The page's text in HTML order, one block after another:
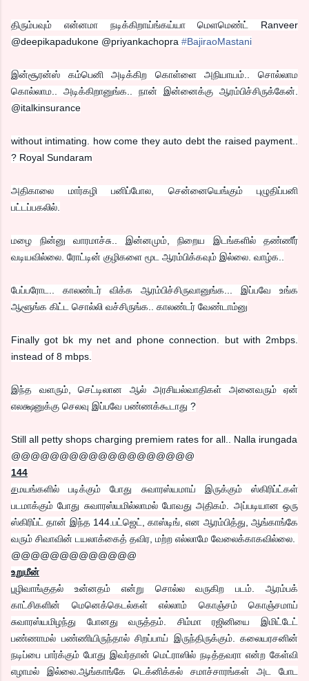
திரும்பவும் என்னமா நடிக்கிறாய்ங்கய்யா மெளமெண்ட் Ranveer
@deepikapadukone @priyankachopra ‪#‎BajiraoMastani‬
இன்சூரன்ஸ் கம்பெனி அடிக்கிற கொள்ளை அநியாயம்.. சொல்லாம
கொல்லாம.. அடிக்கிறானுங்க.. நான் இன்னைக்கு ஆரம்பிச்சிருக்கேன்.
@italkinsurance
without intimating. how come they auto debt the raised payment..
? Royal Sundaram
அதிகாலை மார்கழி பனிப்போல, சென்னையெங்கும் புழுதிப்பனி
பட்டப்பகலில்.
மழை நின்னு வாரமாச்சு.. இன்னமும், நிறைய இடங்களில் தண்ணீர்
வடியவில்லை. ரோட்டின் குழிகளை மூட ஆரம்பிக்கவும் இல்லை. வாழ்க..
பேப்பரோட.. காலண்டர் விக்க ஆரம்பிச்சிருவானுங்க... இப்பவே உங்க
ஆளூங்க கிட்ட சொல்லி வச்சிருங்க.. காலண்டர் வேண்டாம்னு
Finally got bk my net and phone connection. but with 2mbps.
instead of 8 mbps.
இந்த வளரும், செட்டிலான ஆல் அரசியல்வாதிகள் அனைவரும் ஏன்
எலக்ஷனுக்கு செலவு இப்பவே பண்ணக்கூடாது ?
Still all petty shops charging premiem rates for all.. Nalla irungada
@@@@@@@@@@@@@@@@@@@
144
சமயங்களில் படிக்கும் போது சுவாரஸ்யமாய் இருக்கும் ஸ்கிரிப்ட்கள்
படமாக்கும் போது சுவாரஸ்யமில்லாமல் போவது அதிகம். அப்படியான ஒரு
ஸ்கிரிப்ட் தான் இந்த 144.பட்ஜெட், காஸ்டிங், என ஆரம்பித்து, ஆங்காங்கே
வரும் சிவாவின் டயலாக்கைத் தவிர, மற்ற எல்லாமே வேலைக்காகவில்லை.
@@@@@@@@@@@@@
உறுமீன்
பழிவாங்குதல் உன்னதம் என்று சொல்ல வருகிற படம். ஆரம்பக்
காட்சிகளின் மெனெக்கெடல்கள் எல்லாம் கொஞ்சம் கொஞ்சமாய்
சுவாரஸ்யமிழந்து போனது வருத்தம். சிம்மா ரஜினியை இமிட்டேட்
பண்ணாமல் பண்ணியிருந்தால் சிறப்பாய் இருந்திருக்கும். கலையரசனின்
நடிப்பை பார்க்கும் போது இவர்தான் மெட்ராஸில் நடித்தவரா என்ற கேள்வி
எழாமல் இல்லை.ஆங்காங்கே டெக்னிக்கல் சமாச்சாரங்கள் அட போட